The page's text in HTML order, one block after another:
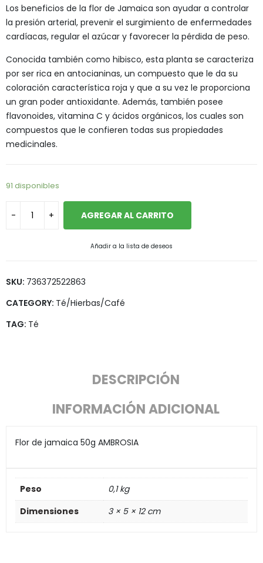
Los beneficios de la flor de Jamaica son ayudar a controlar
la presión arterial, prevenir el surgimiento de enfermedades
cardíacas, regular el azúcar y favorecer la pérdida de peso.
Conocida también como hibisco, esta planta se caracteriza
por ser rica en antocianinas, un compuesto que le da su
coloración característica roja y que a su vez le proporciona
un gran poder antioxidante. Además, también posee
flavonoides, vitamina C y ácidos orgánicos, los cuales son
compuestos que le confieren todas sus propiedades
medicinales.
91 disponibles
AGREGAR AL CARRITO
Añadir a la lista de deseos
SKU: 736372522863
CATEGORY: Té/Hierbas/Café
TAG: Té
DESCRIPCIÓN
INFORMACIÓN ADICIONAL
Flor de jamaica 50g AMBROSIA
Peso
0,1 kg
Dimensiones
3 × 5 × 12 cm